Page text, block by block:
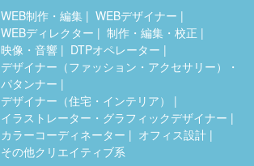
WEB制作・編集
WEBデザイナー
WEBディレクター
制作・編集・校正
映像・音響
DTPオペレーター
デザイナー（ファッション・アクセサリー）・
パタンナー
デザイナー（住宅・インテリア）
イラストレーター・グラフィックデザイナー
カラーコーディネーター
オフィス設計
その他クリエイティブ系